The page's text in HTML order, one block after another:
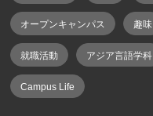
オープンキャンパス 趣味
就職活動 アジア言語学科
Campus Life